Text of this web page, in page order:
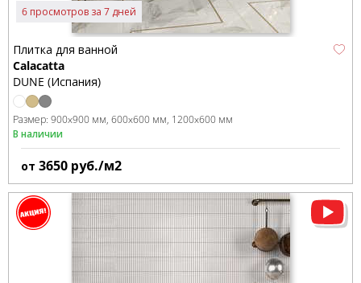
6 просмотров за 7 дней
Плитка для ванной
Calacatta
DUNE (Испания)
Размер: 900x900 мм 600x600 мм 1200x600 мм
В наличии
от 3650 руб./м2